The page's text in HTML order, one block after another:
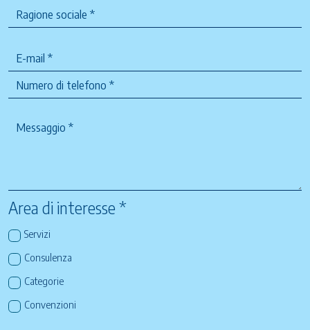
Area di interesse *
Servizi
Consulenza
Categorie
Convenzioni